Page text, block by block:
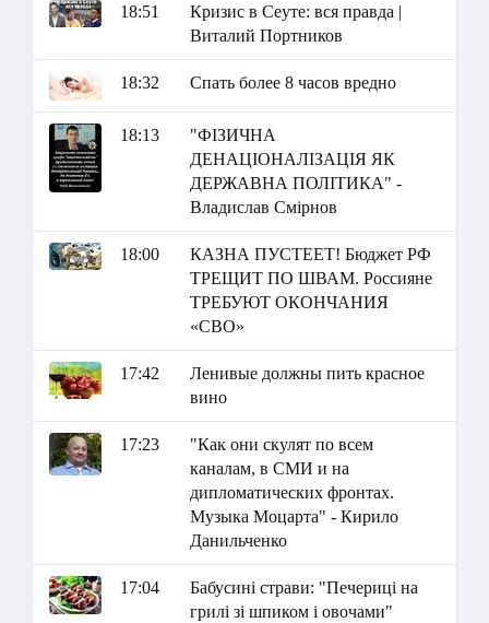
18:51
Кризис в Сеуте: вся правда |
Виталий Портников
18:32 Спать более 8 часов вредно
18:13
"ФІЗИЧНА
ДЕНАЦІОНАЛІЗАЦІЯ ЯК
ДЕРЖАВНА ПОЛІТИКА" -
Владислав Смірнов
18:00
КАЗНА ПУСТЕЕТ! Бюджет РФ
ТРЕЩИТ ПО ШВАМ. Россияне
ТРЕБУЮТ ОКОНЧАНИЯ
«СВО»
17:42
Ленивые должны пить красное
вино
17:23
"Как они скулят по всем
каналам, в СМИ и на
дипломатических фронтах.
Музыка Моцарта" - Кирило
Данильченко
17:04
Бабусині страви: "Печериці на
грилі зі шпиком і овочами"